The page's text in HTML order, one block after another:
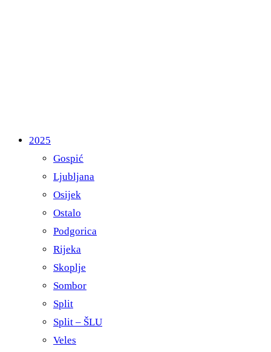
2025
Gospić
Ljubljana
Osijek
Ostalo
Podgorica
Rijeka
Skoplje
Sombor
Split
Split – ŠLU
Veles